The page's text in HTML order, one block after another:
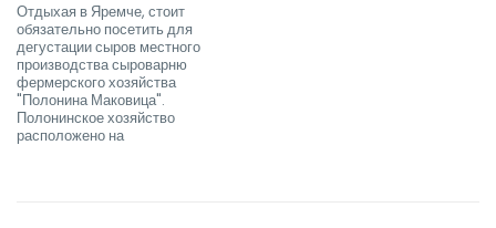
Отдыхая в Яремче, стоит
обязательно посетить для
дегустации сыров местного
производства сыроварню
фермерского хозяйства
"Полонина Маковица".
Полонинское хозяйство
расположено на